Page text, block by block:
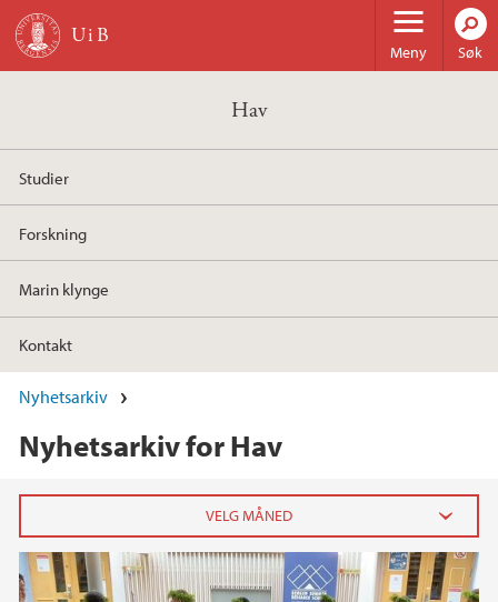
Hopp til hovedinnhold
Meny Søk
Hav
Studier
Forskning
Marin klynge
Kontakt
Nyhetsarkiv
Nyhetsarkiv for Hav
2026